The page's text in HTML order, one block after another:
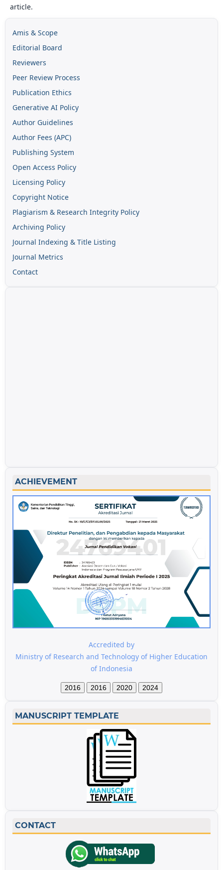
article.
Amis & Scope
Editorial Board
Reviewers
Peer Review Process
Publication Ethics
Generative AI Policy
Author Guidelines
Author Fees (APC)
Publishing System
Open Access Policy
Licensing Policy
Copyright Notice
Plagiarism & Research Integrity Policy
Archiving Policy
Journal Indexing & Title Listing
Journal Metrics
Contact
ACHIEVEMENT
Accredited by
Ministry of Research and Technology of Higher Education
of Indonesia
2016 2016 2020 2024
MANUSCRIPT TEMPLATE
CONTACT